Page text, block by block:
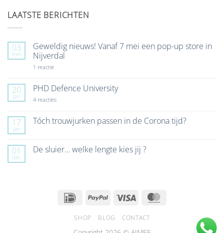
LAATSTE BERICHTEN
03
mei
Geweldig nieuws! Vanaf 7 mei een pop-up store in
Nijverdal
1 reactieop
Vanaf
7
mei
up
store
20
jan
PHD Defence University
4 reactiesop
University
17
jan
Tóch trouwjurken passen in de Corona tijd?
Tóch
01
dec
De sluier… welke lengte kies jij ?
IDeal PayPal Visa
SHOP BLOG CONTACT